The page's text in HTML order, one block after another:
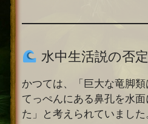
水中生活説の否定
かつては、「巨大な竜脚
てっぺんにある鼻孔を水
た」と考えられていました